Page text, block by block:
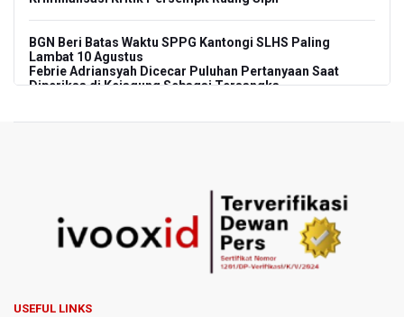
BGN Beri Batas Waktu SPPG Kantongi SLHS Paling
Lambat 10 Agustus
Febrie Adriansyah Dicecar Puluhan Pertanyaan Saat
Diperiksa di Kejagung Sebagai Tersangka
SEA V Cup 2026: Timnas Voli Putri Indonesia Menang
Lawan Vietnam 3-2
Kebakaran Landa Gedung Bapenda DKI Jakarta
PSSI Evaluasi TImnas Indonesia Setelah Gagal Tembus
USEFUL LINKS